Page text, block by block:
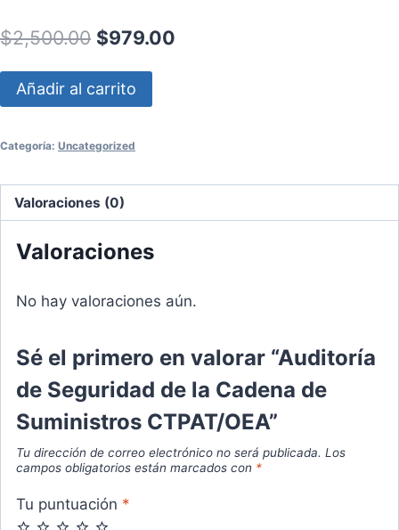
$2,500.00 Original
price
was:
$979.00
Auditoría
de
de
Cadena
de
Suministros
cantidad
Añadir al carrito
Categoría: Uncategorized
Valoraciones (0)
Valoraciones
No hay valoraciones aún.
Sé el primero en valorar “Auditoría
de Seguridad de la Cadena de
Suministros CTPAT/OEA”
Tu dirección de correo electrónico no será publicada. Los
campos obligatorios están marcados con *
Tu puntuación *